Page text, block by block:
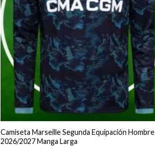
Camiseta Marseille Segunda Equipación Hombre
2026/2027 Manga Larga